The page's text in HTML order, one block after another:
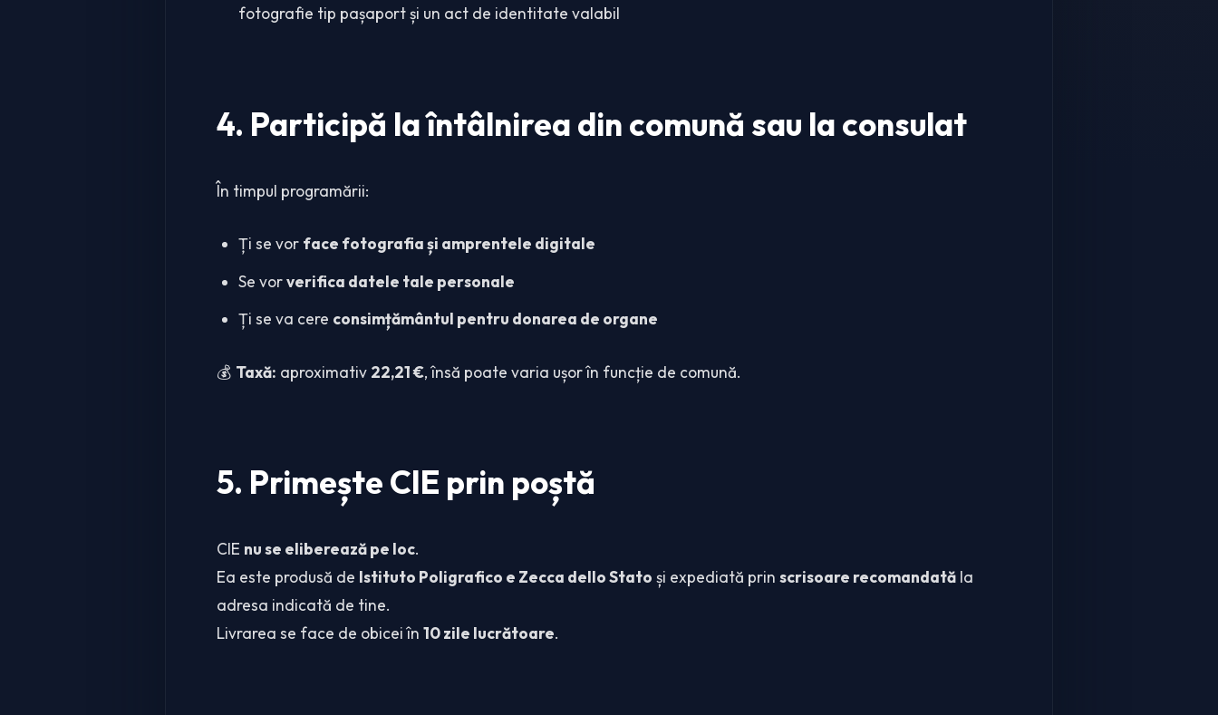
fotografie tip pașaport și un act de identitate valabil
4. Participă la întâlnirea din comună sau la consulat
În timpul programării:
Ți se vor face fotografia și amprentele digitale
Se vorverifica datele tale personale
Ți se va cere consimțământul pentru donarea de organe
💰 Taxă: aproximativ 22,21 €, însă poate varia ușor în funcție de comună.
5. Primește CIE prin poștă
CIE nu se eliberează pe loc.
Ea este produsă de Istituto Poligrafico e Zecca dello Stato și expediată prin scrisoare recomandată la
adresa indicată de tine.
Livrarea se face de obicei în 10 zile lucrătoare.